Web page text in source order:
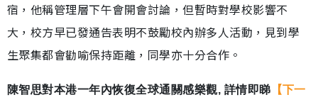
宿，他稱管理層下午會開會討論，但暫時對學校影響不
大，校方早已發通告表明不鼓勵校內辦多人活動，見到學
生聚集都會勸喻保持距離，同學亦十分合作。
陳智思對本港一年內恢復全球通關感樂觀, 詳情即睇 【下一